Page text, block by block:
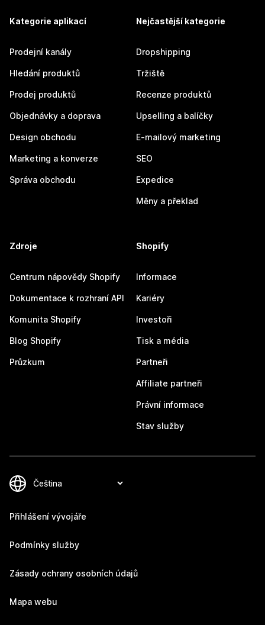
Kategorie aplikací
Prodejní kanály
Hledání produktů
Prodej produktů
Objednávky a doprava
Design obchodu
Marketing a konverze
Správa obchodu
Nejčastější kategorie
Dropshipping
Tržiště
Recenze produktů
Upselling a balíčky
E-mailový marketing
SEO
Expedice
Měny a překlad
Zdroje
Centrum nápovědy Shopify
Dokumentace k rozhraní API
Komunita Shopify
Blog Shopify
Průzkum
Shopify
Informace
Kariéry
Investoři
Tisk a média
Partneři
Affiliate partneři
Právní informace
Stav služby
Přihlášení vývojáře
Podmínky služby
Zásady ochrany osobních údajů
Mapa webu